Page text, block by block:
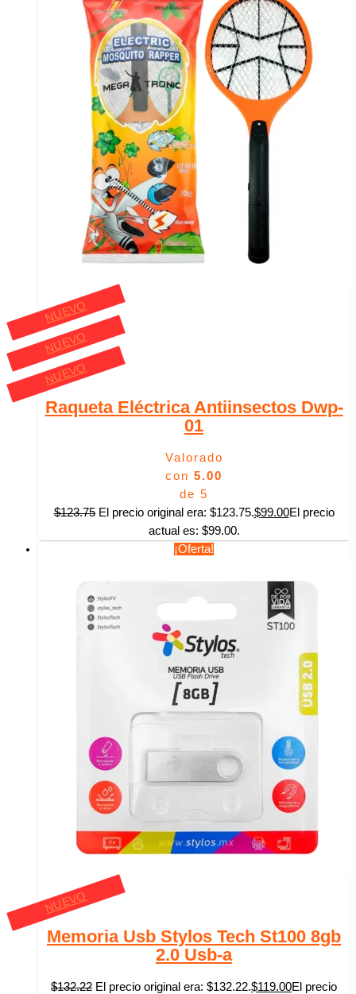
NUEVO
NUEVO
NUEVO
Raqueta Eléctrica Antiinsectos Dwp-
01
Valorado
con 5.00
de 5
$123.75 El precio original era: $123.75.$99.00El precio
actual es: $99.00.
¡Oferta!
NUEVO
Memoria Usb Stylos Tech St100 8gb
2.0 Usb-a
$132.22 El precio original era: $132.22.$119.00El precio